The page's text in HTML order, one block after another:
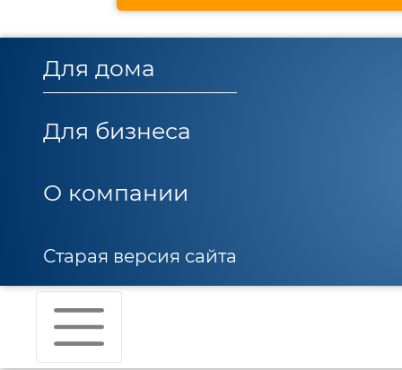
Для дома
Для бизнеса
О компании
Старая версия сайта